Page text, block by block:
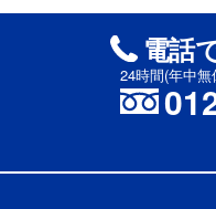
電話
24時間(年中